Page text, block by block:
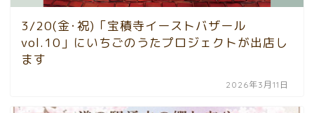
3/20(金･祝)「宝積寺イーストバザール
vol.10」にいちごのうたプロジェクトが出店し
ます
2026年3月11日